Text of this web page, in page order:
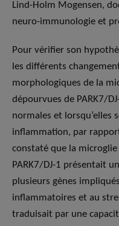
Lind-Holm Mogensen,
neuro-immunologie et
Pour vérifier son
les différents
morphologiques de la
dépourvues de PARK7/
normales et lorsqu’elles
inflammation, par
constaté que la
PARK7/DJ-1 présentait
plusieurs gènes
inflammatoires et au
traduisait par une